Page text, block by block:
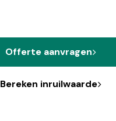
Offerte aanvragen
Bereken inruilwaarde